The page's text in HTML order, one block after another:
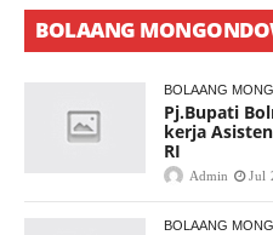
BOLAANG
BOLAANG
Pj.Bupati
kerja
RI
Admin Jul
BOLAANG